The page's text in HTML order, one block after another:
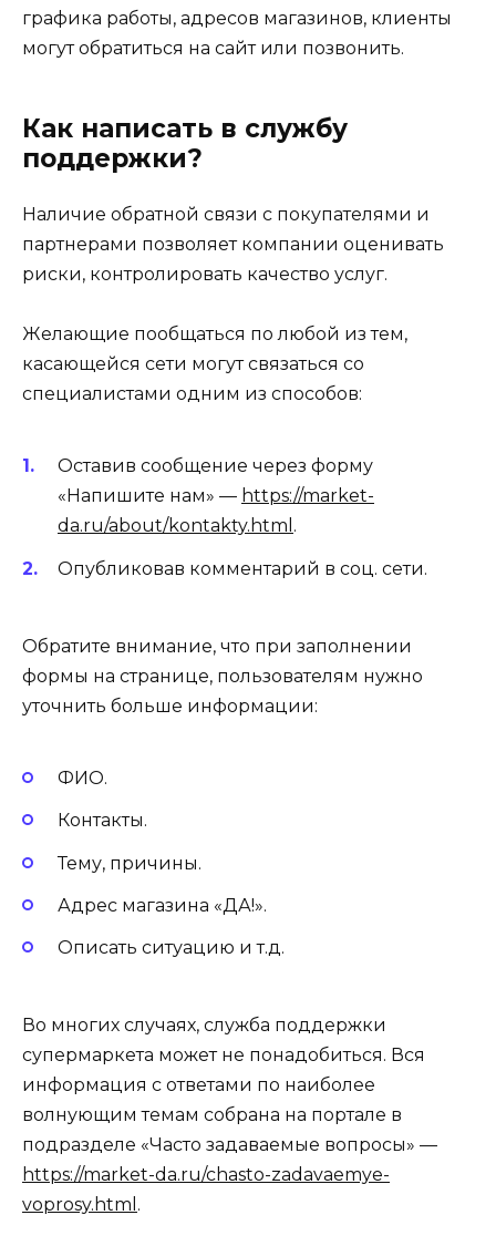
графика работы, адресов магазинов, клиенты
могут обратиться на сайт или позвонить.
Как написать в службу
поддержки?
Наличие обратной связи с покупателями и
партнерами позволяет компании оценивать
риски, контролировать качество услуг.
Желающие пообщаться по любой из тем,
касающейся сети могут связаться со
специалистами одним из способов:
Оставив сообщение через форму
«Напишите нам» — https://market-
da.ru/about/kontakty.html .
Опубликовав комментарий в соц. сети.
Обратите внимание, что при заполнении
формы на странице, пользователям нужно
уточнить больше информации:
ФИО.
Контакты.
Тему, причины.
Адрес магазина «ДА!».
Описать ситуацию и т.д.
Во многих случаях, служба поддержки
супермаркета может не понадобиться. Вся
информация с ответами по наиболее
волнующим темам собрана на портале в
подразделе «Часто задаваемые вопросы» —
https://market-da.ru/chasto-zadavaemye-
voprosy.html .